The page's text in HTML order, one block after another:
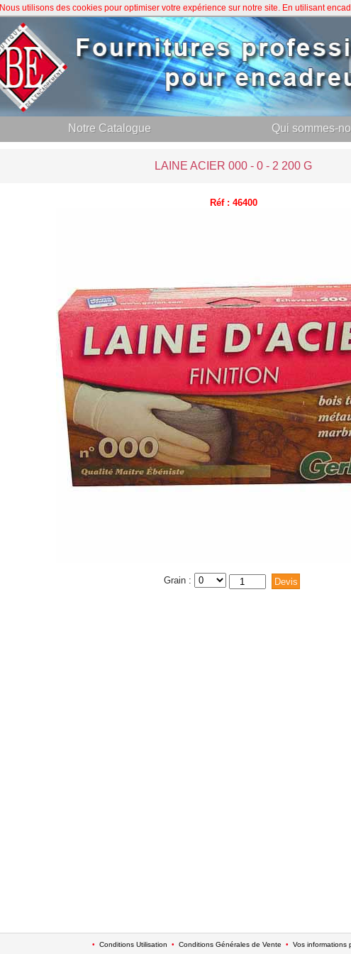
Notre Catalogue Qui sommes-
LAINE ACIER 000 - 0 - 2 200 G
Réf : 46400
Grain :
• Conditions Utilisation • Conditions Générales de Vente • Vos informations
Nous utilisons des cookies pour optimiser votre expérience sur notre site. En utilisant